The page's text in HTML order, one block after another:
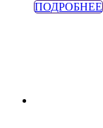
ПОДРОБНЕЕ